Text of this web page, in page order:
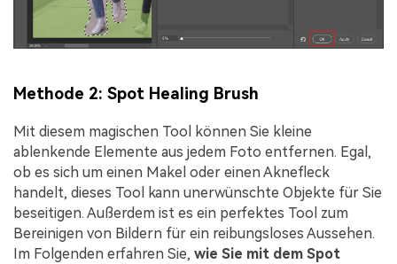
Methode 2: Spot Healing Brush
Mit diesem magischen Tool können Sie kleine
ablenkende Elemente aus jedem Foto entfernen. Egal,
ob es sich um einen Makel oder einen Aknefleck
handelt, dieses Tool kann unerwünschte Objekte für Sie
beseitigen. Außerdem ist es ein perfektes Tool zum
Bereinigen von Bildern für ein reibungsloses Aussehen.
Im Folgenden erfahren Sie, wie Sie mit dem Spot